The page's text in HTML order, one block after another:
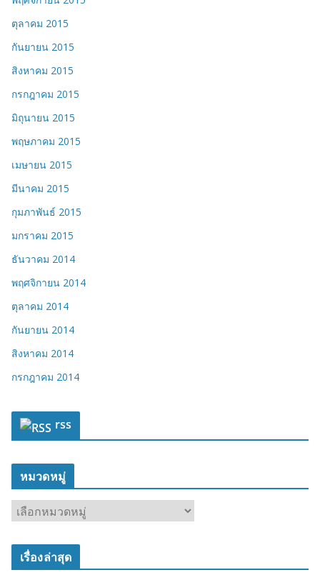
ตุลาคม 2015
กันยายน 2015
สิงหาคม 2015
กรกฎาคม 2015
มิถุนายน 2015
พฤษภาคม 2015
เมษายน 2015
มีนาคม 2015
กุมภาพันธ์ 2015
มกราคม 2015
ธันวาคม 2014
พฤศจิกายน 2014
ตุลาคม 2014
กันยายน 2014
สิงหาคม 2014
กรกฎาคม 2014
rss
หมวดหมู่
ม
ว
เรื่องล่าสุด